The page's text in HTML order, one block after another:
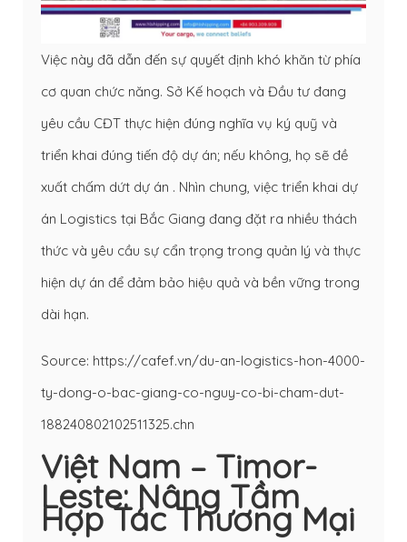
Việc này đã dẫn đến sự quyết định khó khăn từ phía
cơ quan chức năng. Sở Kế hoạch và Đầu tư đang
yêu cầu CĐT thực hiện đúng nghĩa vụ ký quỹ và
triển khai đúng tiến độ dự án; nếu không, họ sẽ đề
xuất chấm dứt dự án . Nhìn chung, việc triển khai dự
án Logistics tại Bắc Giang đang đặt ra nhiều thách
thức và yêu cầu sự cẩn trọng trong quản lý và thực
hiện dự án để đảm bảo hiệu quả và bền vững trong
dài hạn.
Source: https://cafef.vn/du-an-logistics-hon-4000-
ty-dong-o-bac-giang-co-nguy-co-bi-cham-dut-
188240802102511325.chn
Việt Nam – Timor-
Leste: Nâng Tầm
Hợp Tác Thương Mại